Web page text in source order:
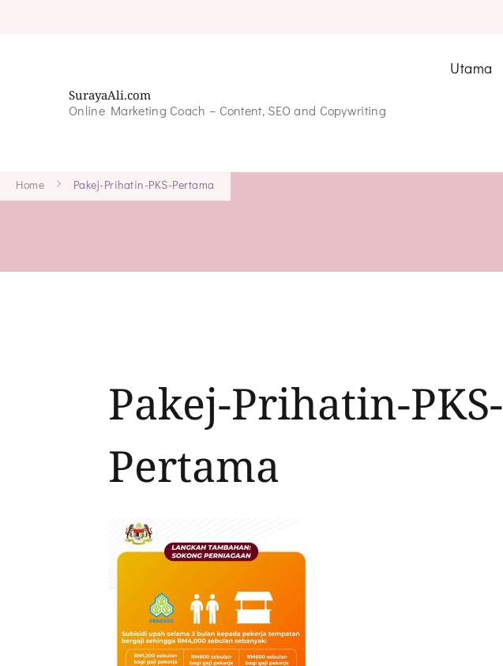
SurayaAli.com
Online Marketing Coach – Content, SEO and Copywriting
Utama
Home Pakej-Prihatin-PKS-Pertama
Pakej-Prihatin-PKS-
Pertama